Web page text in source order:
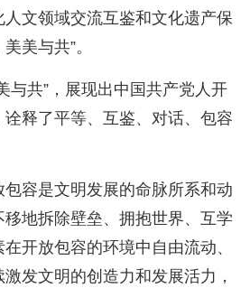
文领域交流互鉴和文化遗产保
美与共”。
与共”，展现出中国共产党人开
释了平等、互鉴、对话、包容
包容是文明发展的命脉所系和动
地拆除壁垒、拥抱世界、互学
开放包容的环境中自由流动、
发文明的创造力和发展活力，